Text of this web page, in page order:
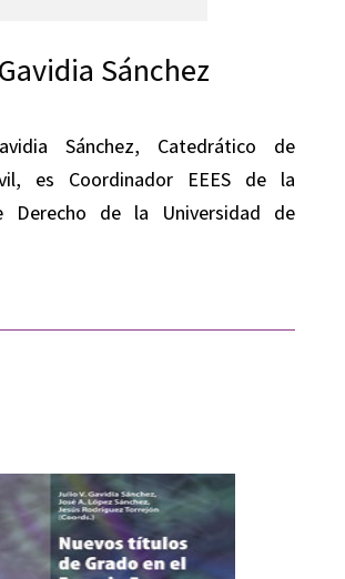
Sánchez
Sánchez, Catedrático de
es Coordinador EEES de la
Derecho de la Universidad de